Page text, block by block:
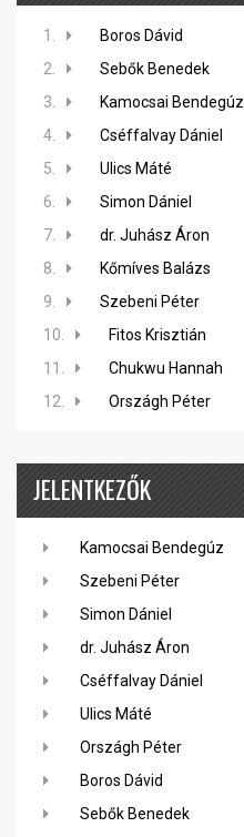
1.
Boros Dávid
2.
Sebők Benedek
3.
Kamocsai Bendegúz
4.
Cséffalvay Dániel
5.
Ulics Máté
6.
Simon Dániel
7.
dr. Juhász Áron
8.
Kőmíves Balázs
9.
Szebeni Péter
10.
Fitos Krisztián
11.
Chukwu Hannah
12.
Országh Péter
JELENTKEZŐK
Kamocsai Bendegúz
Szebeni Péter
Simon Dániel
dr. Juhász Áron
Cséffalvay Dániel
Ulics Máté
Országh Péter
Boros Dávid
Sebők Benedek